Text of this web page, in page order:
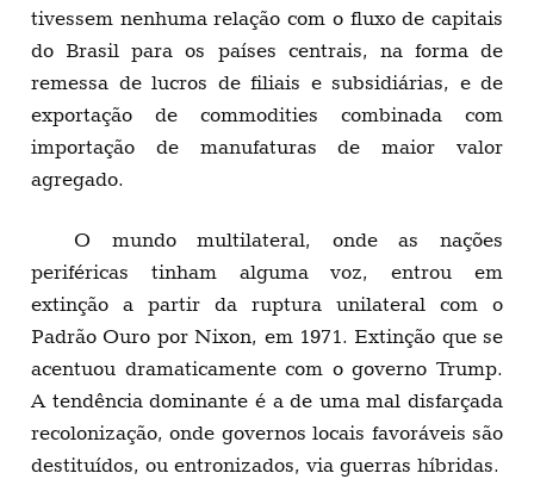
tivessem nenhuma relação com o fluxo de capitais
do Brasil para os países centrais, na forma de
remessa de lucros de filiais e subsidiárias, e de
exportação de commodities combinada com
importação de manufaturas de maior valor
agregado.
O mundo multilateral, onde as nações
periféricas tinham alguma voz, entrou em
extinção a partir da ruptura unilateral com o
Padrão Ouro por Nixon, em 1971. Extinção que se
acentuou dramaticamente com o governo Trump.
A tendência dominante é a de uma mal disfarçada
recolonização, onde governos locais favoráveis são
destituídos, ou entronizados, via guerras híbridas.